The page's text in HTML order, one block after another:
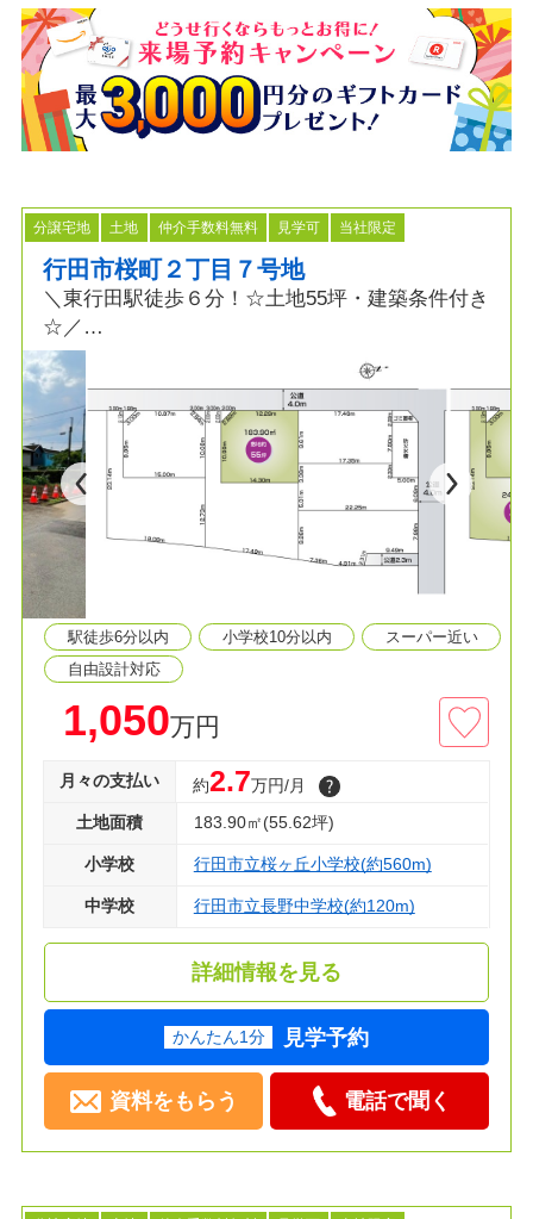
分譲宅地 土地 仲介手数料無料 見学可 当社限定
行田市桜町２丁目７号地
＼東行田駅徒歩６分！☆土地55坪・建築条件付き
☆／
【行田市桜町２丁目７号地】
≫POINT
◆土地広 約55坪！条件付き
◆毎日の通勤・通学・買い物に便利な立地
◆都市ガス・本下水エリア
≫生活環境
◆長野中学校 徒歩２分
◆マミーマート 徒歩９分
◆クスリのアオキ 徒歩８分
◇資料請求・見学のご予約、住宅ローンが不安な
駅徒歩6分以内 小学校10分以内
スーパー近い
自由設計対応
1,050万円
月々の支払い 約2.7万円/月
土地面積 183.90㎡(55.62坪)
小学校 行田市立桜ヶ丘小学校(約560m)
中学校 行田市立長野中学校(約120m)
詳細情報を見る
かんたん1分 見学予約
資料をもらう 電話で聞く